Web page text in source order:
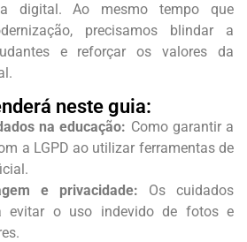
digital. Ao mesmo tempo que
precisamos blindar a
e reforçar os valores da
neste guia:
na educação: Como garantir a
a LGPD ao utilizar ferramentas de
e privacidade: Os cuidados
evitar o uso indevido de fotos e